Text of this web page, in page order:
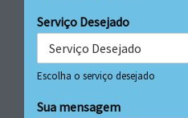
Serviço Desejado
Escolha o serviço desejado
Sua mensagem